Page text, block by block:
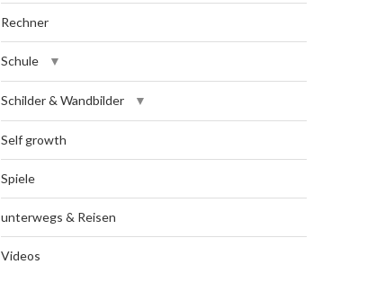
Rechner
Schule
Schilder & Wandbilder
Self growth
Spiele
unterwegs & Reisen
Videos